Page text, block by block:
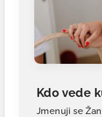
Kdo vede
Jmenuji se